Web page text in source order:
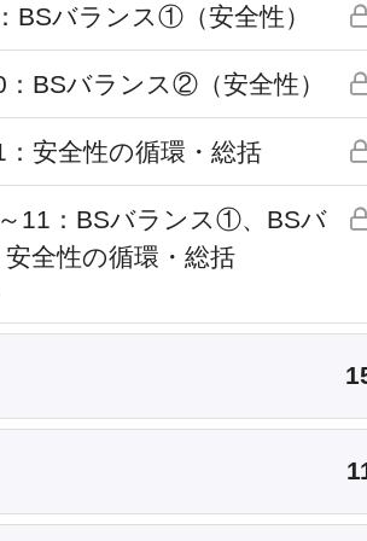
BSバランス①（安全性）
：BSバランス②（安全性）
：安全性の循環・総括
～11：BSバランス①、BSバ
全性の循環・総括